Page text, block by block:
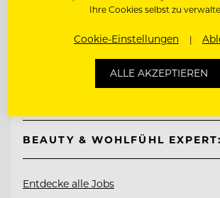
Mountain Resort
BEAUTY & WOHLFÜHL
Entdecke alle Jobs
Ihre Cookies selbst zu
Cookie-Einstellungen
ALLE AKZEPTIEREN